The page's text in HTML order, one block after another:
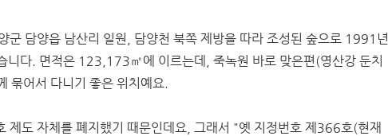
군 담양읍 남산리 일원, 담양천 북쪽 제방을 따라 조성된 숲으로 1991년
니다. 면적은 123,173㎡에 이르는데, 죽녹원 바로 맞은편(영산강 둔치
묶어서 다니기 좋은 위치예요.
제도 자체를 폐지했기 때문인데요, 그래서 "옛 지정번호 제366호(현재